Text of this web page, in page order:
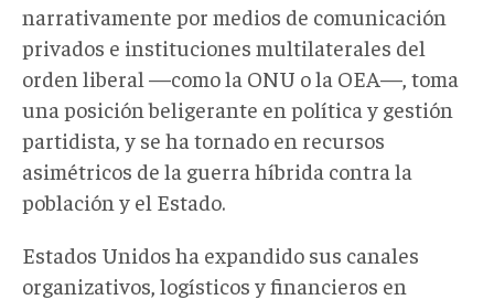
narrativamente por medios de comunicación
privados e instituciones multilaterales del
orden liberal —como la ONU o la OEA—, toma
una posición beligerante en política y gestión
partidista, y se ha tornado en recursos
asimétricos de la guerra híbrida contra la
población y el Estado.
Estados Unidos ha expandido sus canales
organizativos, logísticos y financieros en